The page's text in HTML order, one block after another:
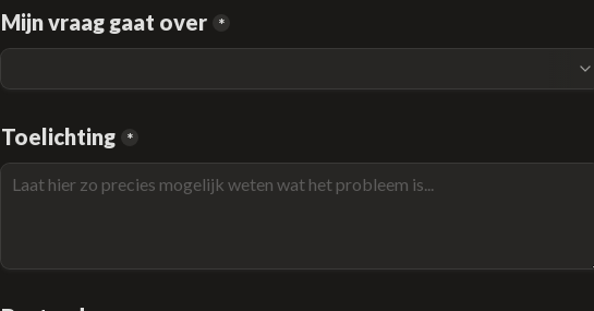
Mijn vraag gaat over *
Toelichting *